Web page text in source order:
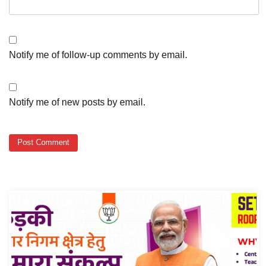
Notify me of follow-up comments by email.
Notify me of new posts by email.